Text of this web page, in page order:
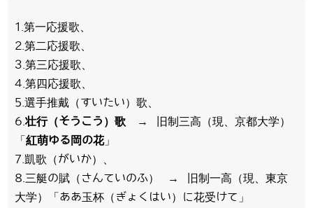
1.第一応援歌、
2.第二応援歌、
3.第三応援歌、
4.第四応援歌、
5.選手推戴（すいたい）歌、
6.壮行（そうこう）歌 → 旧制三高（現、京都大学）
「 紅萌ゆる岡の花」
7.凱歌（がいか）、
8.三艇の賦（さんていのふ） → 旧制一高（現、東京
大学）「ああ玉杯（ぎょくはい）に花受けて」